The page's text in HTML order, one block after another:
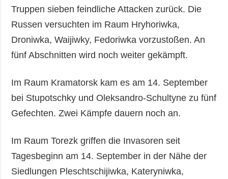
Truppen sieben feindliche Attacken zurück. Die
Russen versuchten im Raum Hryhoriwka,
Droniwka, Waijiwky, Fedoriwka vorzustoßen. An
fünf Abschnitten wird noch weiter gekämpft.
Im Raum Kramatorsk kam es am 14. September
bei Stupotschky und Oleksandro-Schultyne zu fünf
Gefechten. Zwei Kämpfe dauern noch an.
Im Raum Torezk griffen die Invasoren seit
Tagesbeginn am 14. September in der Nähe der
Siedlungen Pleschtschijiwka, Kateryniwka,